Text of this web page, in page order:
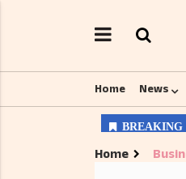
Home News
Home